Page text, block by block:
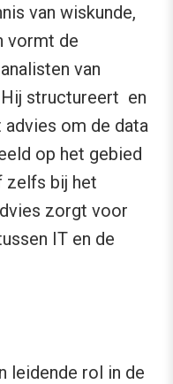
van wiskunde,
vormt de
van
structureert en
om de data
op het gebied
zelfs bij het
zorgt voor
IT en de
leidende rol in de